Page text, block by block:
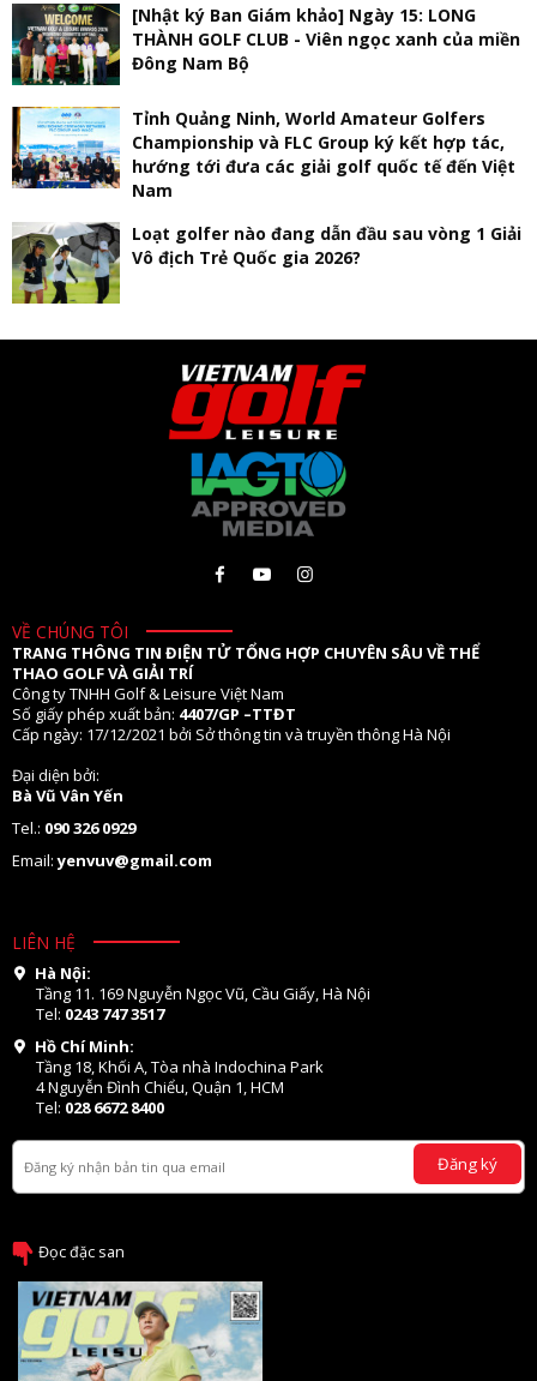
[Nhật ký Ban Giám khảo] Ngày 15: LONG
THÀNH GOLF CLUB - Viên ngọc xanh của miền
Đông Nam Bộ
Tỉnh Quảng Ninh, World Amateur Golfers
Championship và FLC Group ký kết hợp tác,
hướng tới đưa các giải golf quốc tế đến Việt
Nam
Loạt golfer nào đang dẫn đầu sau vòng 1 Giải
Vô địch Trẻ Quốc gia 2026?
VỀ CHÚNG TÔI
TRANG THÔNG TIN ĐIỆN TỬ TỔNG HỢP CHUYÊN SÂU VỀ THỂ
THAO GOLF VÀ GIẢI TRÍ
Công ty TNHH Golf & Leisure Việt Nam
Số giấy phép xuất bản: 4407/GP –TTĐT
Cấp ngày: 17/12/2021 bởi Sở thông tin và truyền thông Hà Nội
Đại diện bởi:
Bà Vũ Vân Yến
Tel.: 090 326 0929
Email:yenvuv@gmail.com
LIÊN HỆ
Hà Nội:
Tầng 11. 169 Nguyễn Ngọc Vũ, Cầu Giấy, Hà Nội
Tel: 0243 747 3517
Hồ Chí Minh:
Tầng 18, Khối A, Tòa nhà Indochina Park
4 Nguyễn Đình Chiểu, Quận 1, HCM
Tel: 028 6672 8400
Đăng ký
Đọc đặc san